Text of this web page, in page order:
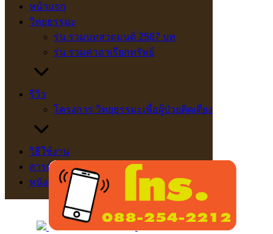
หน้าแรก
วิทยุธรรมะ
รุ่น รวมบทสวดมนต์ 2587 บท
รุ่น รวมคาถาเรียกทรัพย์
รีวิว
โครงการ วิทยุธรรมะเพื่อผู้ป่วยติดเตียง
วิธีใช้งาน
สารบัญ
หนังสือธรรมะ